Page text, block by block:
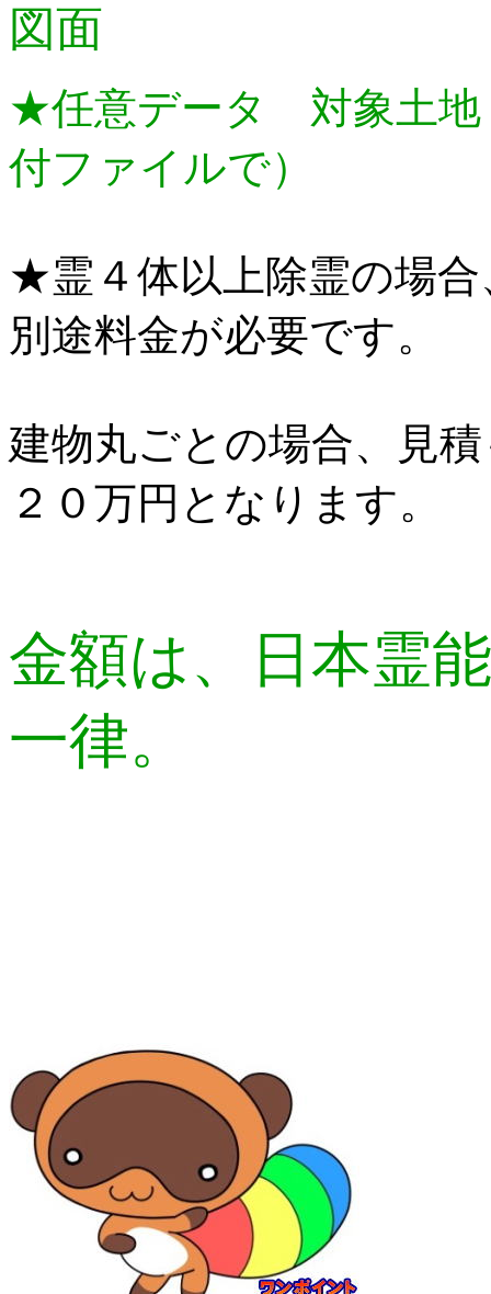
図面
★任意データ 対象土地
付ファイルで）
★霊４体以上除霊の場
別途料金が必要です。
建物丸ごとの場合、見
２０万円となります。
金額は、日本霊
一律。